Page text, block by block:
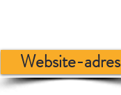
Website-adres